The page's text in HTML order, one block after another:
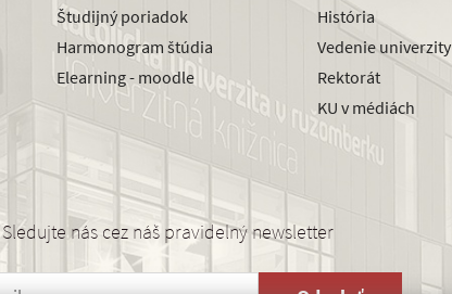
Študijný poriadok
Harmonogram štúdia
Elearning - moodle
História
Vedenie univerzity
Rektorát
KU v médiách
Sledujte nás cez náš pravidelný newsletter